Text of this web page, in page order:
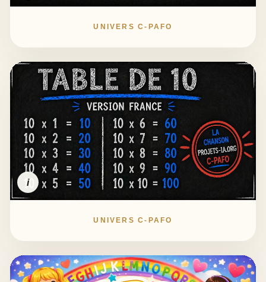
UNIVERS C-PAFO
i
UNIVERS C-PAFO